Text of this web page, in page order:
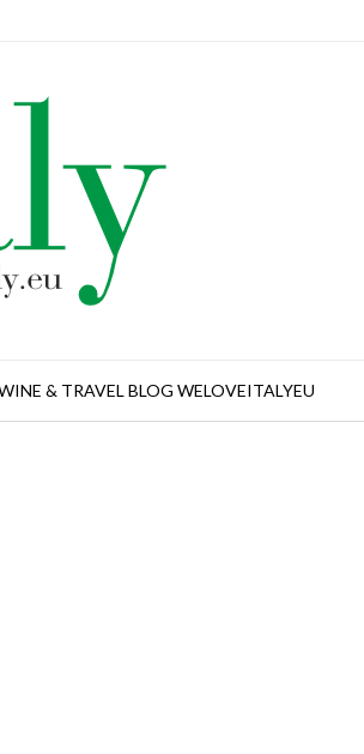
& TRAVEL BLOG WELOVEITALYEU